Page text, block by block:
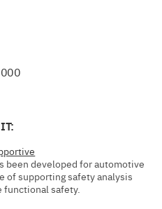
been developed for automotive
of supporting safety analysis
functional safety.